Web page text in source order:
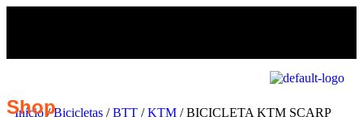
Shop
Início /Bicicletas /BTT /KTM / BICICLETA KTM SCARP